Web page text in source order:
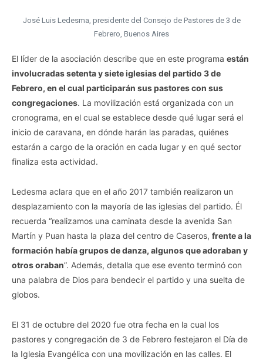
José Luis Ledesma, presidente del Consejo de Pastores de 3 de
Febrero, Buenos Aires
El líder de la asociación describe que en este programa están
involucradas setenta y siete iglesias del partido 3 de
Febrero, en el cual participarán sus pastores con sus
congregaciones. La movilización está organizada con un
cronograma, en el cual se establece desde qué lugar será el
inicio de caravana, en dónde harán las paradas, quiénes
estarán a cargo de la oración en cada lugar y en qué sector
finaliza esta actividad.
Ledesma aclara que en el año 2017 también realizaron un
desplazamiento con la mayoría de las iglesias del partido. Él
recuerda “realizamos una caminata desde la avenida San
Martín y Puan hasta la plaza del centro de Caseros, frente a la
formación había grupos de danza, algunos que adoraban y
otros oraban”. Además, detalla que ese evento terminó con
una palabra de Dios para bendecir el partido y una suelta de
globos.
El 31 de octubre del 2020 fue otra fecha en la cual los
pastores y congregación de 3 de Febrero festejaron el Día de
la Iglesia Evangélica con una movilización en las calles. El